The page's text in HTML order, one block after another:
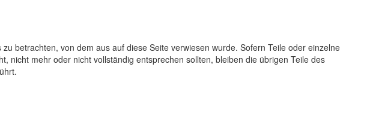
betrachten, von dem aus auf diese Seite verwiesen wurde. Sofern Teile oder einzelne
nicht mehr oder nicht vollständig entsprechen sollten, bleiben die übrigen Teile des